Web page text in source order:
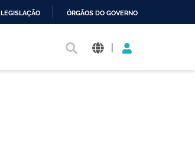
LEGISLAÇÃO ÓRGÃOS DO GOVERNO
|